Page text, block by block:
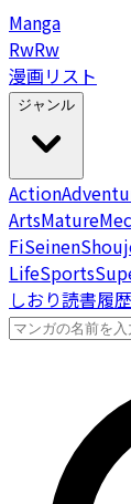
Manga
RwRw
漫画リスト
ジャンル
Action
ArtsMature
FiSeinen
LifeSports
しおり読書履歴